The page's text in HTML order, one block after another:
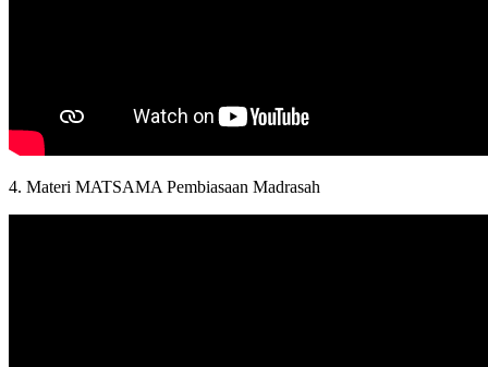
4. Materi MATSAMA Pembiasaan Madrasah